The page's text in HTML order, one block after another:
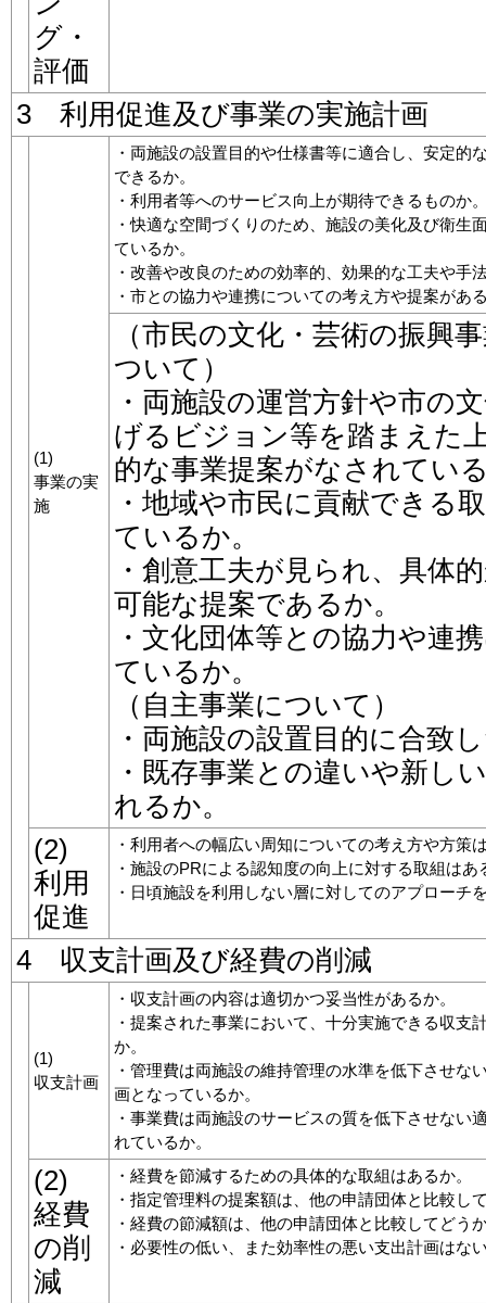
グ・
評価
3 利用促進及び事業の実施計画
(1)
事業の実
施
・両施設の設置目的や仕様書等に適合し、安定的
できるか。
・利用者等へのサービス向上が期待できるものか
・快適な空間づくりのため、施設の美化及び衛生
ているか。
・改善や改良のための効率的、効果的な工夫や手
・市との協力や連携についての考え方や提案があ
（市民の文化・芸術の振興
ついて）
・両施設の運営方針や市の
げるビジョン等を踏まえた
的な事業提案がなされてい
・地域や市民に貢献できる
ているか。
・創意工夫が見られ、具体
可能な提案であるか。
・文化団体等との協力や連
ているか。
（自主事業について）
・両施設の設置目的に合致
・既存事業との違いや新し
れるか。
(2)
利用
促進
・利用者への幅広い周知についての考え方や方策
・施設のPRによる認知度の向上に対する取組はあ
・日頃施設を利用しない層に対してのアプローチ
4 収支計画及び経費の削減
(1)
収支計画
・収支計画の内容は適切かつ妥当性があるか。
・提案された事業において、十分実施できる収支
か。
・管理費は両施設の維持管理の水準を低下させな
画となっているか。
・事業費は両施設のサービスの質を低下させない
れているか。
(2)
経費
の削
減
・経費を節減するための具体的な取組はあるか。
・指定管理料の提案額は、他の申請団体と比較し
・経費の節減額は、他の申請団体と比較してどう
・必要性の低い、また効率性の悪い支出計画はな